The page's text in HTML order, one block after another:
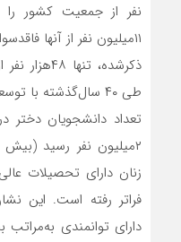
نفر از جمعیت کشور
۱۱‌میلیون نفر از آنها
‌ذکرشده،
طی ۴۰ سال‌گذشته با
زنان دارای تحصیلات
فراتر رفته است. این
دارای توانمندی